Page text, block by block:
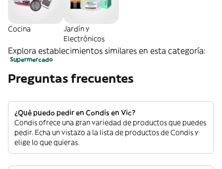
Cocina
Jardín y
Electrónicos
Explora establecimientos similares en esta categoría:
Supermercado
Preguntas frecuentes
¿Qué puedo pedir en Condis en Vic?
Condis ofrece una gran variedad de productos que puedes
pedir. Echa un vistazo a la lista de productos de Condis y
elige lo que quieras.